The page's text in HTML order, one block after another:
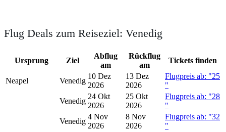
Flug Deals zum Reiseziel: Venedig
Ursprung Ziel
Abflug
am
Rückflug
am
Tickets finden
Neapel Venedig
10 Dez
2026
13 Dez
2026
Flugpreis ab: "25
"
Venedig
24 Okt
2026
25 Okt
2026
Flugpreis ab: "28
"
Venedig
4 Nov
2026
8 Nov
2026
Flugpreis ab: "32
"